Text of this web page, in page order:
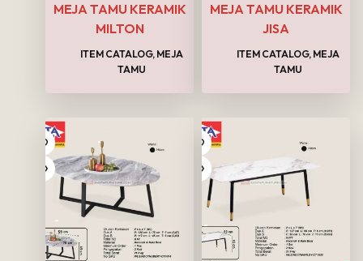
MEJA TAMU KERAMIK
MILTON
ITEM CATALOG, MEJA
TAMU
MEJA TAMU KERAMIK
JISA
ITEM CATALOG, MEJA
TAMU